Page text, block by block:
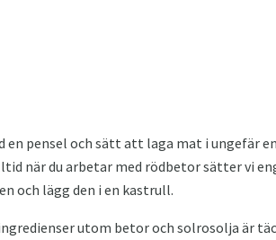
en pensel och sätt att laga mat i ungefär
när du arbetar med rödbetor sätter vi
och lägg den i en kastrull.
utom betor och solrosolja är